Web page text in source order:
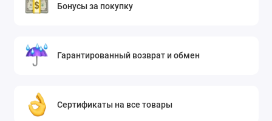
Бонусы за покупку
Гарантированный возврат и обмен
Сертификаты на все товары